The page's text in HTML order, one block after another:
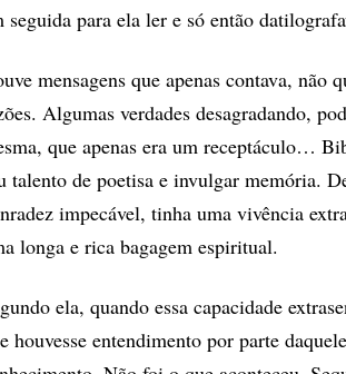
seguida para ela ler e só então
mensagens que apenas contava, não
Algumas verdades desagradando,
que apenas era um receptáculo…
talento de poetisa e invulgar memória.
impecável, tinha uma vivência
longa e rica bagagem espiritual.
ela, quando essa capacidade
houvesse entendimento por parte